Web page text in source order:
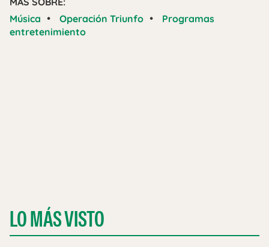
Música • Operación Triunfo •
Programas
entretenimiento
LO MÁS VISTO